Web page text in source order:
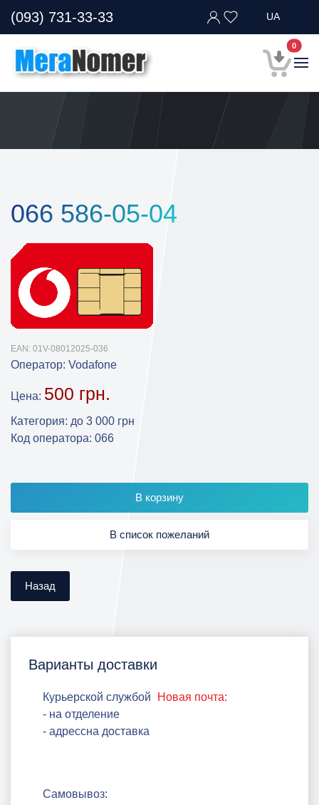
(093) 731-33-33 UA
0В
066 586-05-04
EAN: 01V-08012025-036
Оператор: Vodafone
Цена: 500 грн.
Категория: до 3 000 грн
Код оператора: 066
Варианты доставки
Курьерской службой
Новая почта:
- на отделение
- адрессна доставка
Самовывоз: